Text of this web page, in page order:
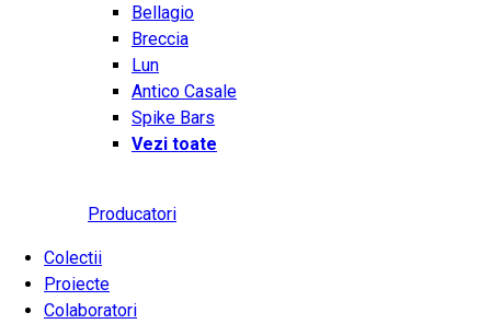
Bellagio
Breccia
Lun
Antico Casale
Spike Bars
Vezi toate
Producatori
Colectii
Proiecte
Colaboratori